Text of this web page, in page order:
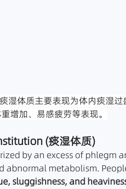
痰湿体质主要表现为体内痰湿
增加、易感疲劳等表现。
(痰湿体质)
by an excess of phlegm
abnormal metabolism.
sluggishness, and